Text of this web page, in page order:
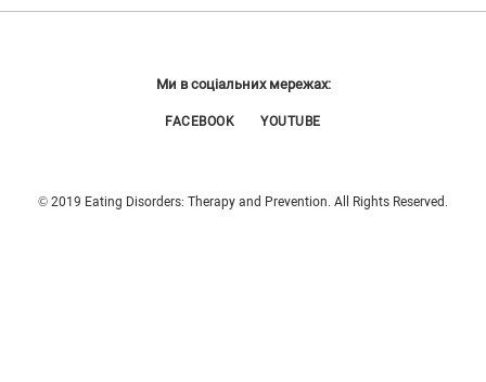
Ми в соціальних мережах:
FACEBOOK YOUTUBE
© 2019 Eating Disorders: Therapy and Prevention. All Rights Reserved.